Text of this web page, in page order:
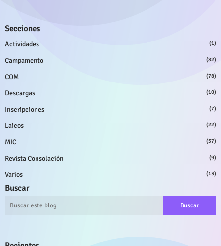
Secciones
Actividades (1)
Campamento (82)
COM (78)
Descargas (10)
Inscripciones (7)
Laicos (22)
MIC (57)
Revista Consolación (9)
Varios (13)
Buscar